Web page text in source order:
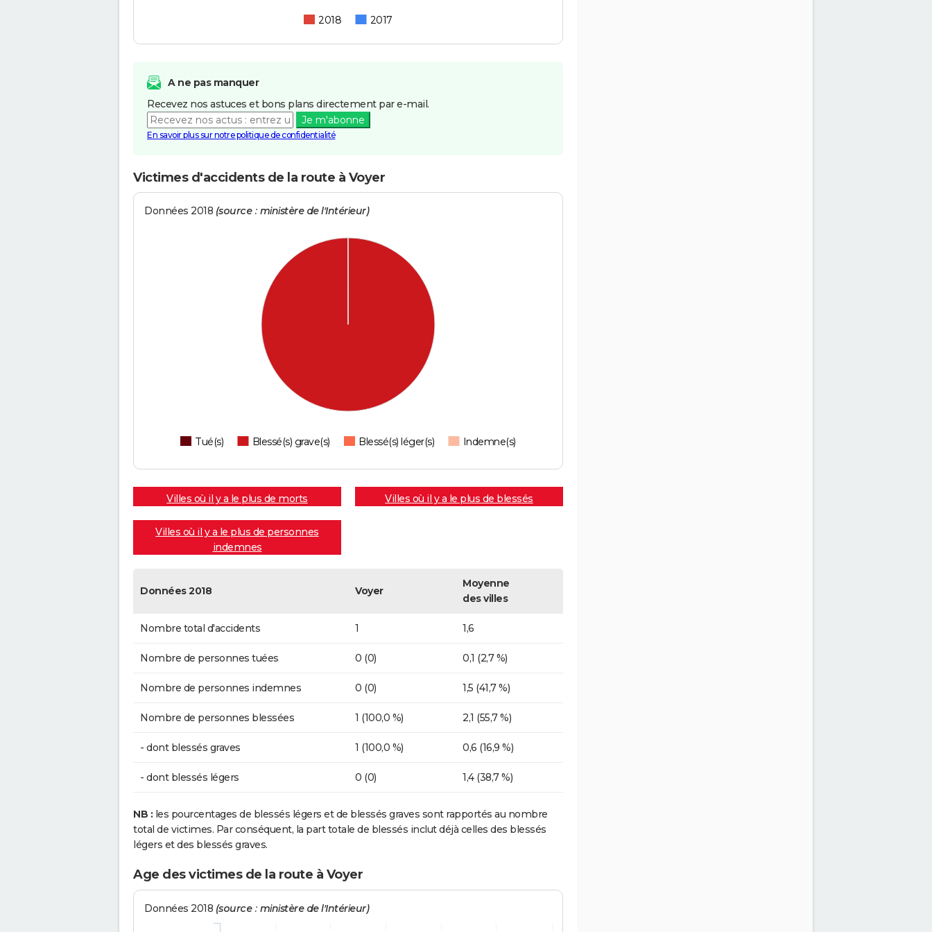
2018 2017
A ne pas manquer
Recevez nos astuces et bons plans directement par e-mail.
Je m'abonne
En savoir plus sur notre politique de confidentialité
Victimes d'accidents de la route à Voyer
Données 2018 (source : ministère de l'Intérieur)
Tué(s) Blessé(s) grave(s) Blessé(s) léger(s) Indemne(s)
Villes où il y a le plus de morts Villes où il y a le plus de blessés
Villes où il y a le plus de personnes
indemnes
Données 2018 Voyer
Moyenne
des villes
Nombre total d'accidents 1 1,6
Nombre de personnes tuées 0 (0) 0,1 (2,7 %)
Nombre de personnes indemnes 0 (0) 1,5 (41,7 %)
Nombre de personnes blessées 1 (100,0 %) 2,1 (55,7 %)
- dont blessés graves 1 (100,0 %) 0,6 (16,9 %)
- dont blessés légers 0 (0) 1,4 (38,7 %)
NB : les pourcentages de blessés légers et de blessés graves sont rapportés au nombre
total de victimes. Par conséquent, la part totale de blessés inclut déjà celles des blessés
légers et des blessés graves.
Age des victimes de la route à Voyer
Données 2018 (source : ministère de l'Intérieur)